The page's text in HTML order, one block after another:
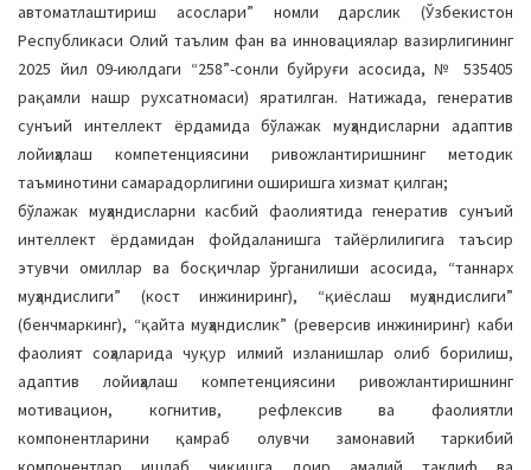
автоматлаштириш асослари” номли дарслик (Ўзбекистон
Республикаси Олий таълим фан ва инновациялар вазирлигининг
2025 йил 09-июлдаги “258”-сонли буйруғи асосида, № 535405
рақамли нашр рухсатномаси) яратилган. Натижада, генератив
сунъий интеллект ёрдамида бўлажак муҳандисларни адаптив
лойиҳалаш компетенциясини ривожлантиришнинг методик
таъминотини самарадорлигини оширишга хизмат қилган;
бўлажак муҳандисларни касбий фаолиятида генератив сунъий
интеллект ёрдамидан фойдаланишга тайёрлилигига таъсир
этувчи омиллар ва босқичлар ўрганилиши асосида, “таннарх
муҳандислиги” (кост инжиниринг), “қиёслаш муҳандислиги”
(бенчмаркинг), “қайта муҳандислик” (реверсив инжиниринг) каби
фаолият соҳаларида чуқур илмий изланишлар олиб борилиш,
адаптив лойиҳалаш компетенциясини ривожлантиришнинг
мотивацион, когнитив, рефлексив ва фаолиятли
компонентларини қамраб олувчи замонавий таркибий